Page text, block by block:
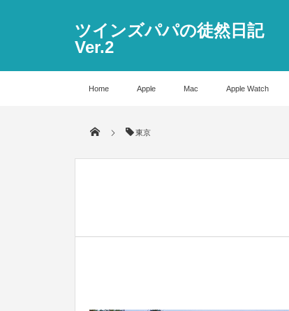
ツインズパパの徒然日記
Ver.2
Home Apple Mac Apple Watch
東京